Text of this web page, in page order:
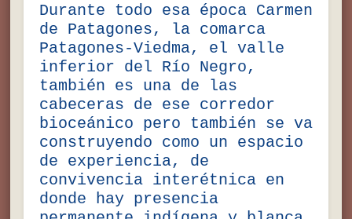
Durante todo esa época Carmen
de Patagones, la comarca
Patagones-Viedma, el valle
inferior del Río Negro,
también es una de las
cabeceras de ese corredor
bioceánico pero también se va
construyendo como un espacio
de experiencia, de
convivencia interétnica en
donde hay presencia